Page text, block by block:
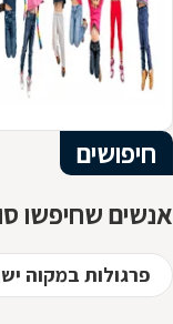
חיפושים
אנשים שחיפשו
פרגולות במקוה